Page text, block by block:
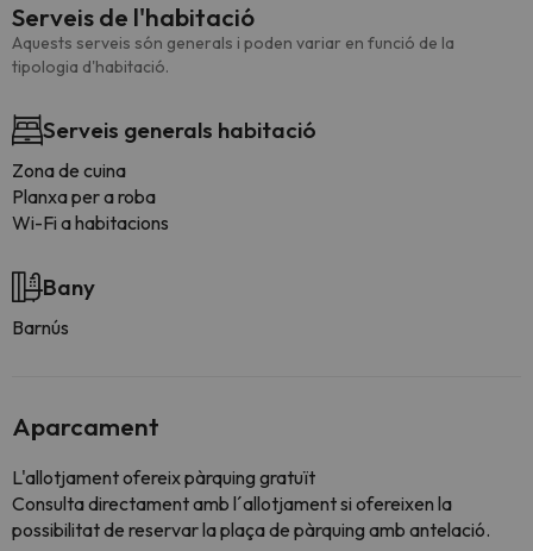
Serveis de l'habitació
Aquests serveis són generals i poden variar en funció de la
tipologia d'habitació.
Serveis generals habitació
Zona de cuina
Planxa per a roba
Wi-Fi a habitacions
Bany
Barnús
Aparcament
L'allotjament ofereix pàrquing gratuït
Consulta directament amb l´allotjament si ofereixen la
possibilitat de reservar la plaça de pàrquing amb antelació.